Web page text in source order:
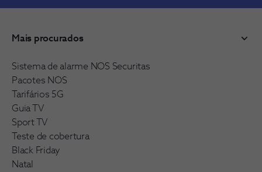
Mais procurados
Sistema de alarme NOS Securitas
Pacotes NOS
Tarifários 5G
Guia TV
Sport TV
Teste de cobertura
Black Friday
Natal